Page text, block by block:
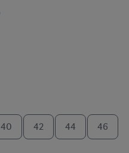
40 42 44 46